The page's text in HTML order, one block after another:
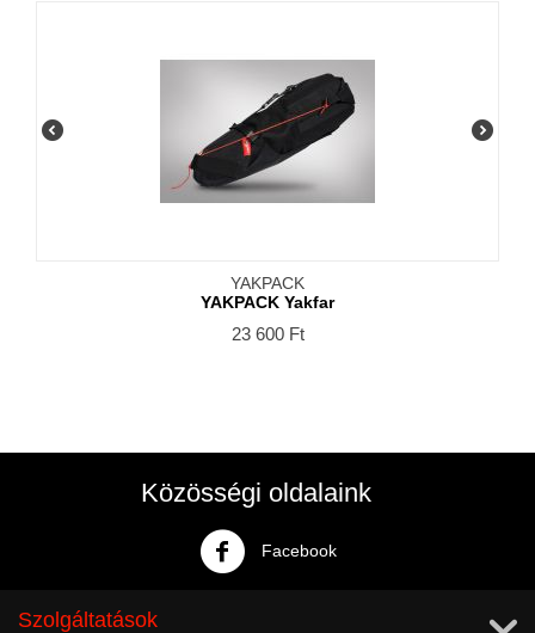
YAKPACK
YAKPACK Yakfar
23 600 Ft
Közösségi oldalaink
Facebook
Szolgáltatások